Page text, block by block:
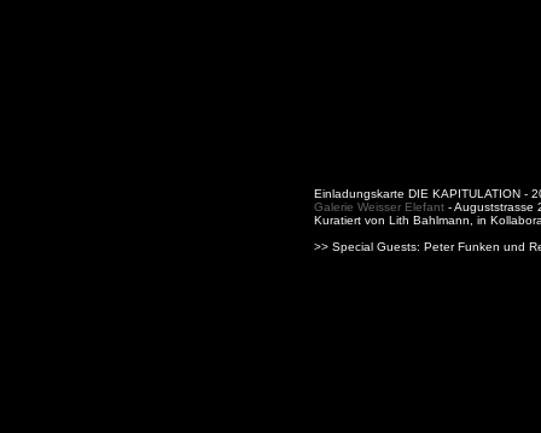
Einladungskarte DIE KAPITULATION -
Galerie Weisser Elefant - Auguststrasse
Kuratiert von Lith Bahlmann, in
>> Special Guests: Peter Funken und